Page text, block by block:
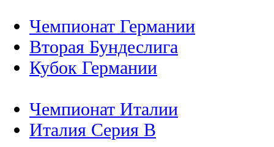
Чемпионат Германии
Вторая Бундеслига
Кубок Германии
Чемпионат Италии
Италия Серия B